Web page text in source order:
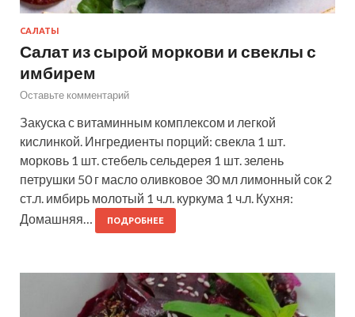
САЛАТЫ
Салат из сырой моркови и свеклы с
имбирем
Оставьте комментарий
Закуска с витаминным комплексом и легкой
кислинкой. Ингредиенты порций: свекла 1 шт.
морковь 1 шт. стебель сельдерея 1 шт. зелень
петрушки 50 г масло оливковое 30 мл лимонный сок 2
ст.л. имбирь молотый 1 ч.л. куркума 1 ч.л. Кухня:
Домашняя…
ПОДРОБНЕЕ